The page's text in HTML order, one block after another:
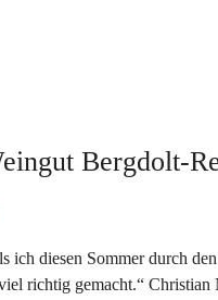
Bergdolt-
ich diesen Sommer durch
richtig gemacht.“